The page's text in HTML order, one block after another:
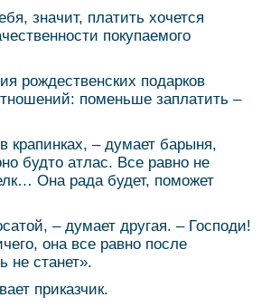
значит, платить хочется
покупаемого
рождественских подарков
поменьше заплатить –
– думает барыня,
будто атлас. Все равно не
Она рада будет, поможет
– думает другая. – Господи!
она все равно после
не станет».
приказчик.